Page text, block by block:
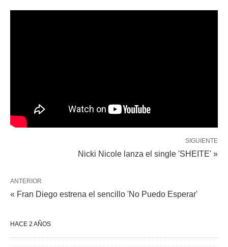
SIGUIENTE
Nicki Nicole lanza el single 'SHEITE' »
ANTERIOR
« Fran Diego estrena el sencillo 'No Puedo Esperar'
HACE 2 AÑOS